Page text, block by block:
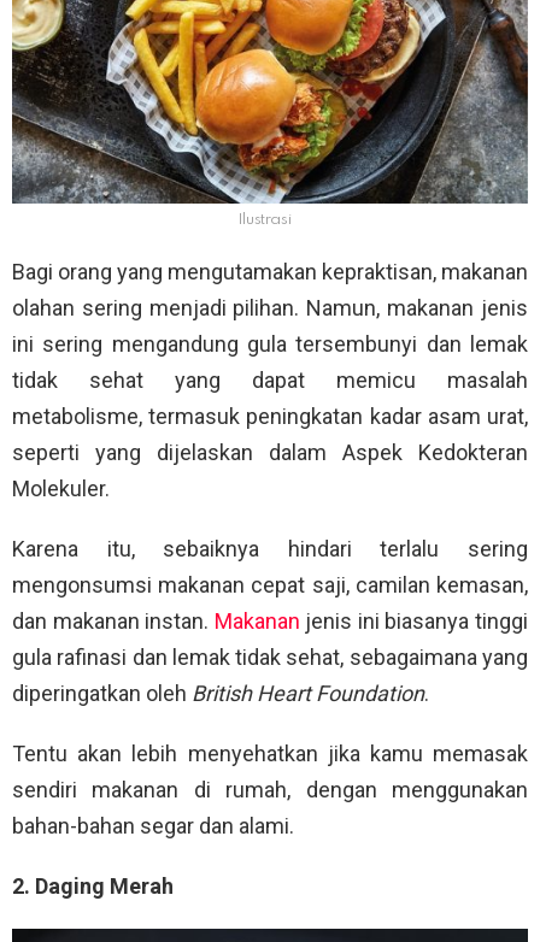
Ilustrasi
Bagi orang yang mengutamakan kepraktisan, makanan
olahan sering menjadi pilihan. Namun, makanan jenis
ini sering mengandung gula tersembunyi dan lemak
tidak sehat yang dapat memicu masalah
metabolisme, termasuk peningkatan kadar asam urat,
seperti yang dijelaskan dalam Aspek Kedokteran
Molekuler.
Karena itu, sebaiknya hindari terlalu sering
mengonsumsi makanan cepat saji, camilan kemasan,
dan makanan instan. Makanan jenis ini biasanya tinggi
gula rafinasi dan lemak tidak sehat, sebagaimana yang
diperingatkan oleh British Heart Foundation.
Tentu akan lebih menyehatkan jika kamu memasak
sendiri makanan di rumah, dengan menggunakan
bahan-bahan segar dan alami.
2. Daging Merah